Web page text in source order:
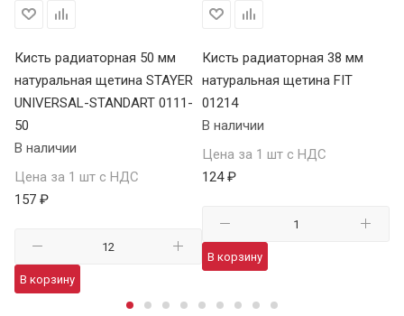
Кисть радиаторная 50 мм
натуральная щетина STAYER
UNIVERSAL-STANDART 0111-
50
В наличии
Цена за 1 шт с НДС
157 ₽
В корзину
Кисть радиаторная 38 мм
натуральная щетина FIT
01214
В наличии
Цена за 1 шт с НДС
124 ₽
В корзину